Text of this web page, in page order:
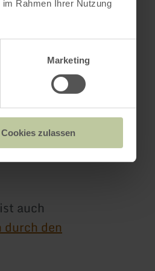
Rahmen Ihrer Nutzung
Marketing
Cookies zulassen
auch
durch den